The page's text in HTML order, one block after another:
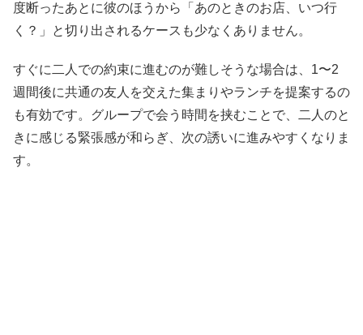
度断ったあとに彼のほうから「あのときのお店、いつ行
く？」と切り出されるケースも少なくありません。
すぐに二人での約束に進むのが難しそうな場合は、1〜2
週間後に共通の友人を交えた集まりやランチを提案するの
も有効です。グループで会う時間を挟むことで、二人のと
きに感じる緊張感が和らぎ、次の誘いに進みやすくなりま
す。